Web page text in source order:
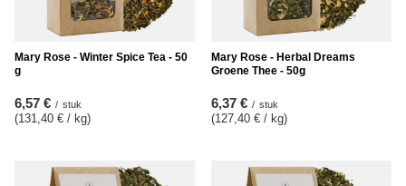
Mary Rose - Winter Spice Tea - 50
g
6,57 € / stuk
(131,40 € / kg)
Mary Rose - Herbal Dreams
Groene Thee - 50g
6,37 € / stuk
(127,40 € / kg)